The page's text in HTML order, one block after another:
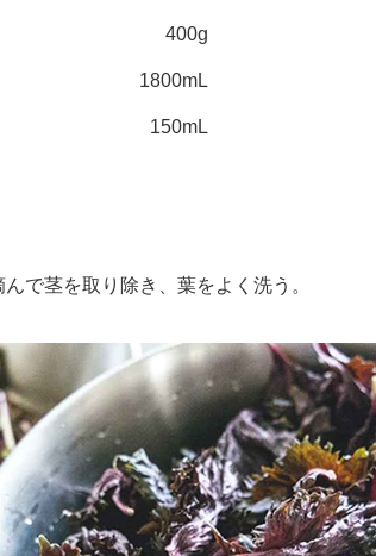
400g
1800mL
150mL
で茎を取り除き、葉をよく洗う。